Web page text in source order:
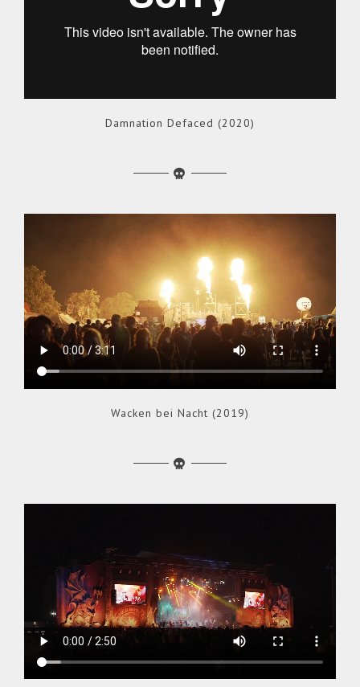
Damnation Defaced (2020)
Wacken bei Nacht (2019)